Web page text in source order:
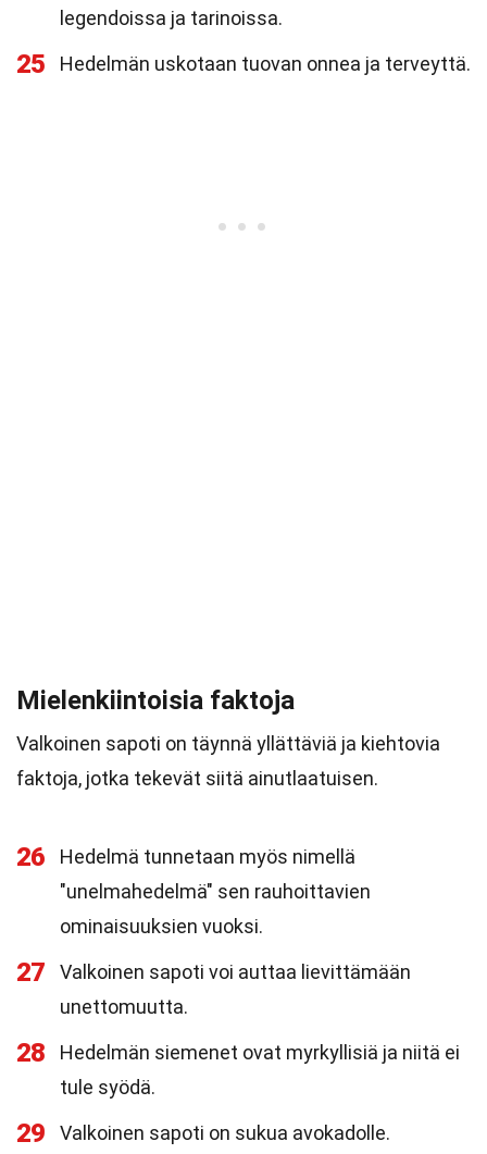
legendoissa ja tarinoissa.
25 Hedelmän uskotaan tuovan onnea ja terveyttä.
Mielenkiintoisia faktoja
Valkoinen sapoti on täynnä yllättäviä ja kiehtovia
faktoja, jotka tekevät siitä ainutlaatuisen.
26
Hedelmä tunnetaan myös nimellä
"unelmahedelmä" sen rauhoittavien
ominaisuuksien vuoksi.
27
Valkoinen sapoti voi auttaa lievittämään
unettomuutta.
28
Hedelmän siemenet ovat myrkyllisiä ja niitä ei
tule syödä.
29 Valkoinen sapoti on sukua avokadolle.